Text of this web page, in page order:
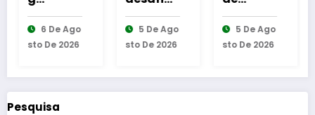
Portugal
realiza
primeira
coelho-
6 De Ago
Sto De 2026
amante
s do BTT
na
5 De Ago
Sto De 2026
Algodres
–
Moment
5 De Ago
Sto De 2026
Pesquisa